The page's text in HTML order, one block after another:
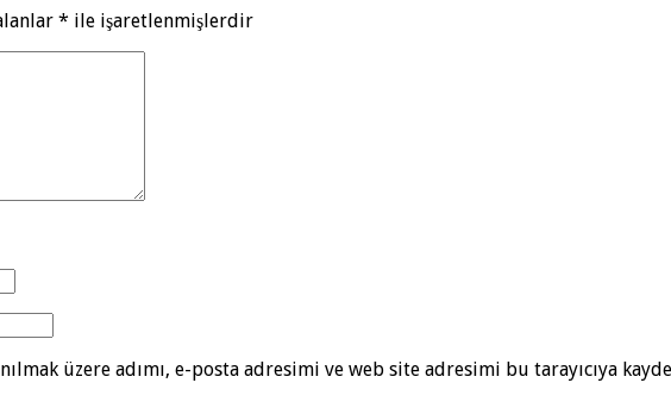
* ile işaretlenmişlerdir
üzere adımı, e-posta adresimi ve web site adresimi bu tarayıcıya